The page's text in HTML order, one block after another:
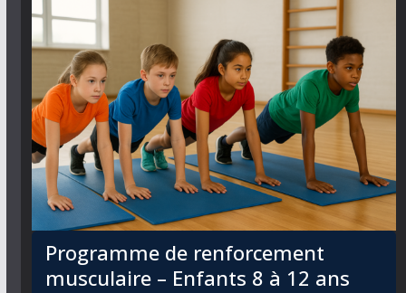
Programme de renforcement
musculaire – Enfants 8 à 12 ans